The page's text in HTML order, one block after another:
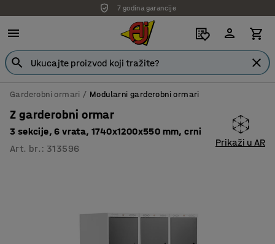
7 godina garancije
Garderobni ormari Modularni garderobni ormari
Z garderobni ormar
3 sekcije, 6 vrata, 1740x1200x550 mm, crni
Art. br. : 313596
Prikaži u AR